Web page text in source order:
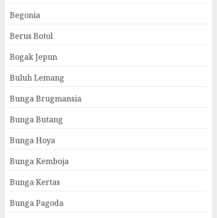
Begonia
Berus Botol
Bogak Jepun
Buluh Lemang
Bunga Brugmansia
Bunga Butang
Bunga Hoya
Bunga Kemboja
Bunga Kertas
Bunga Pagoda